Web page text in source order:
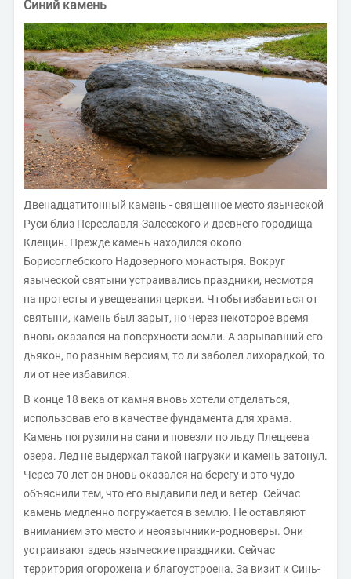
Синий камень
Двенадцатитонный камень - священное место языческой
Руси близ Переславля-Залесского и древнего городища
Клещин. Прежде камень находился около
Борисоглебского Надозерного монастыря. Вокруг
языческой святыни устраивались праздники, несмотря
на протесты и увещевания церкви. Чтобы избавиться от
святыни, камень был зарыт, но через некоторое время
вновь оказался на поверхности земли. А зарывавший его
дьякон, по разным версиям, то ли заболел лихорадкой, то
ли от нее избавился.
В конце 18 века от камня вновь хотели отделаться,
использовав его в качестве фундамента для храма.
Камень погрузили на сани и повезли по льду Плещеева
озера. Лед не выдержал такой нагрузки и камень затонул.
Через 70 лет он вновь оказался на берегу и это чудо
объяснили тем, что его выдавили лед и ветер. Сейчас
камень медленно погружается в землю. Не оставляют
вниманием это место и неоязычники-родноверы. Они
устраивают здесь языческие праздники. Сейчас
территория огорожена и благоустроена. За визит к Синь-